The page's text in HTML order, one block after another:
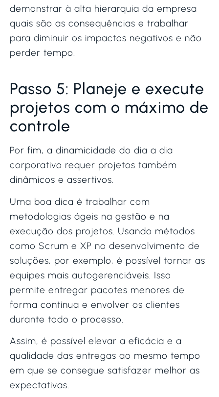
demonstrar à alta hierarquia da empresa
quais são as consequências e trabalhar
para diminuir os impactos negativos e não
perder tempo.
Passo 5: Planeje e execute
projetos com o máximo de
controle
Por fim, a dinamicidade do dia a dia
corporativo requer projetos também
dinâmicos e assertivos.
Uma boa dica é trabalhar com
metodologias ágeis na gestão e na
execução dos projetos. Usando métodos
como Scrum e XP no desenvolvimento de
soluções, por exemplo, é possível tornar as
equipes mais autogerenciáveis. Isso
permite entregar pacotes menores de
forma contínua e envolver os clientes
durante todo o processo.
Assim, é possível elevar a eficácia e a
qualidade das entregas ao mesmo tempo
em que se consegue satisfazer melhor as
expectativas.